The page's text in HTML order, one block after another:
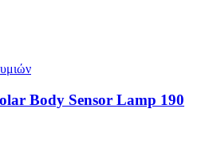
Body Sensor Lamp 190